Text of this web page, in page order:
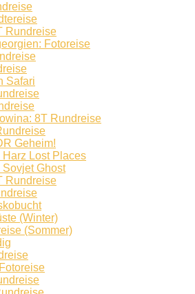
Rundreise
Fotoreise
Safari
8T Rundreise
Geheim!
Lost Places
Ghost
Rundreise
(Winter)
(Sommer)